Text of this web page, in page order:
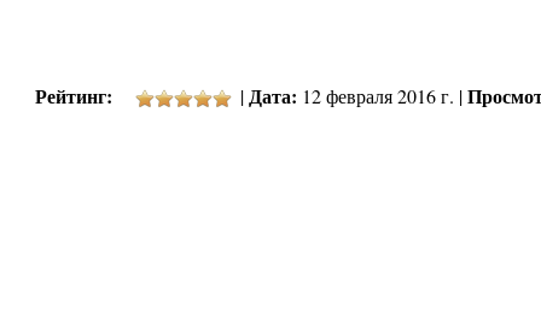
Рейтинг: |Дата: 12 февраля 2016 г. |